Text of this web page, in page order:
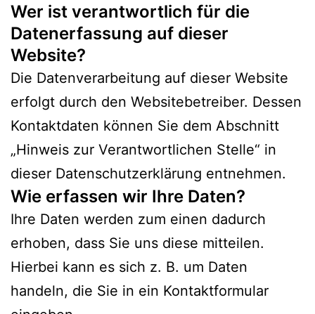
Wer ist verantwortlich für die
Datenerfassung auf dieser
Website?
Die Datenverarbeitung auf dieser Website
erfolgt durch den Websitebetreiber. Dessen
Kontaktdaten können Sie dem Abschnitt
„Hinweis zur Verantwortlichen Stelle“ in
dieser Datenschutzerklärung entnehmen.
Wie erfassen wir Ihre Daten?
Ihre Daten werden zum einen dadurch
erhoben, dass Sie uns diese mitteilen.
Hierbei kann es sich z. B. um Daten
handeln, die Sie in ein Kontaktformular